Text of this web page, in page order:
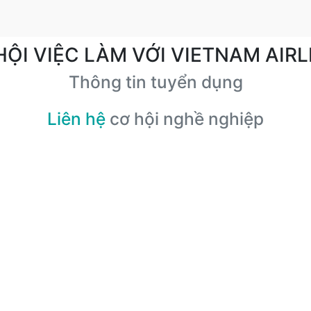
VIỆC LÀM VỚI VIETNAM
Thông tin tuyển dụng
Liên hệ cơ hội nghề nghiệp